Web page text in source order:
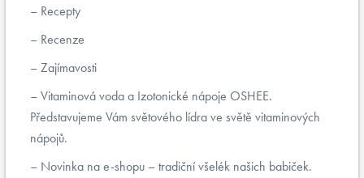
Recepty
Recenze
Zajímavosti
Vitaminová voda a Izotonické nápoje OSHEE.
Představujeme Vám světového lídra ve světě vitaminových
nápojů.
Novinka na e-shopu – tradiční všelék našich babiček.